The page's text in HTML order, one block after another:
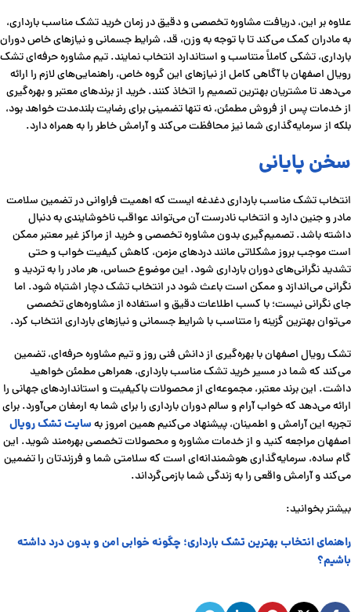
علاوه بر این، دریافت مشاوره تخصصی و دقیق در زمان خرید تشک مناسب بارداری،
به مادران کمک می‌کند تا با توجه به وزن، قد، شرایط جسمانی و نیازهای خاص دوران
بارداری، تشکی کاملاً متناسب و استاندارد انتخاب نمایند. تیم مشاوره حرفه‌ای تشک
رویال اصفهان با آگاهی کامل از نیازهای این گروه خاص، راهنمایی‌های لازم را ارائه
می‌دهد تا مشتریان بهترین تصمیم را اتخاذ کنند. خرید از برندهای معتبر و بهره‌گیری
از خدمات پس از فروش مطمئن، نه تنها تضمینی برای رضایت بلندمدت خواهد بود،
بلکه از سرمایه‌گذاری شما نیز محافظت می‌کند و آرامش خاطر را به همراه دارد.
سخن پایانی
انتخاب تشک مناسب بارداری دغدغه ایست که اهمیت فراوانی در تضمین سلامت
مادر و جنین دارد و انتخاب نادرست آن می‌تواند عواقب ناخوشایندی به دنبال
داشته باشد. تصمیم‌گیری بدون مشاوره تخصصی و خرید از مراکز غیر معتبر ممکن
است موجب بروز مشکلاتی مانند دردهای مزمن، کاهش کیفیت خواب و حتی
تشدید نگرانی‌های دوران بارداری شود. این موضوع حساس، هر مادر را به تردید و
نگرانی می‌اندازد و ممکن است باعث شود در انتخاب تشک دچار اشتباه شود. اما
جای نگرانی نیست؛ با کسب اطلاعات دقیق و استفاده از مشاوره‌های تخصصی
می‌توان بهترین گزینه را متناسب با شرایط جسمانی و نیازهای بارداری انتخاب کرد.
تشک رویال اصفهان با بهره‌گیری از دانش فنی روز و تیم مشاوره حرفه‌ای، تضمین
می‌کند که شما در مسیر خرید تشک مناسب بارداری، همراهی مطمئن خواهید
داشت. این برند معتبر، مجموعه‌ای از محصولات باکیفیت و استانداردهای جهانی را
ارائه می‌دهد که خواب آرام و سالم دوران بارداری را برای شما به ارمغان می‌آورد. برای
تجربه این آرامش و اطمینان، پیشنهاد می‌کنیم همین امروز بهسایت تشک رویال
اصفهان مراجعه کنید و از خدمات مشاوره و محصولات تخصصی بهره‌مند شوید. این
گام ساده، سرمایه‌گذاری هوشمندانه‌ای است که سلامتی شما و فرزندتان را تضمین
می‌کند و آرامش واقعی را به زندگی شما بازمی‌گرداند.
بیشتر بخوانید:
راهنمای انتخاب بهترین تشک بارداری؛ چگونه خوابی امن و بدون درد داشته
باشیم؟